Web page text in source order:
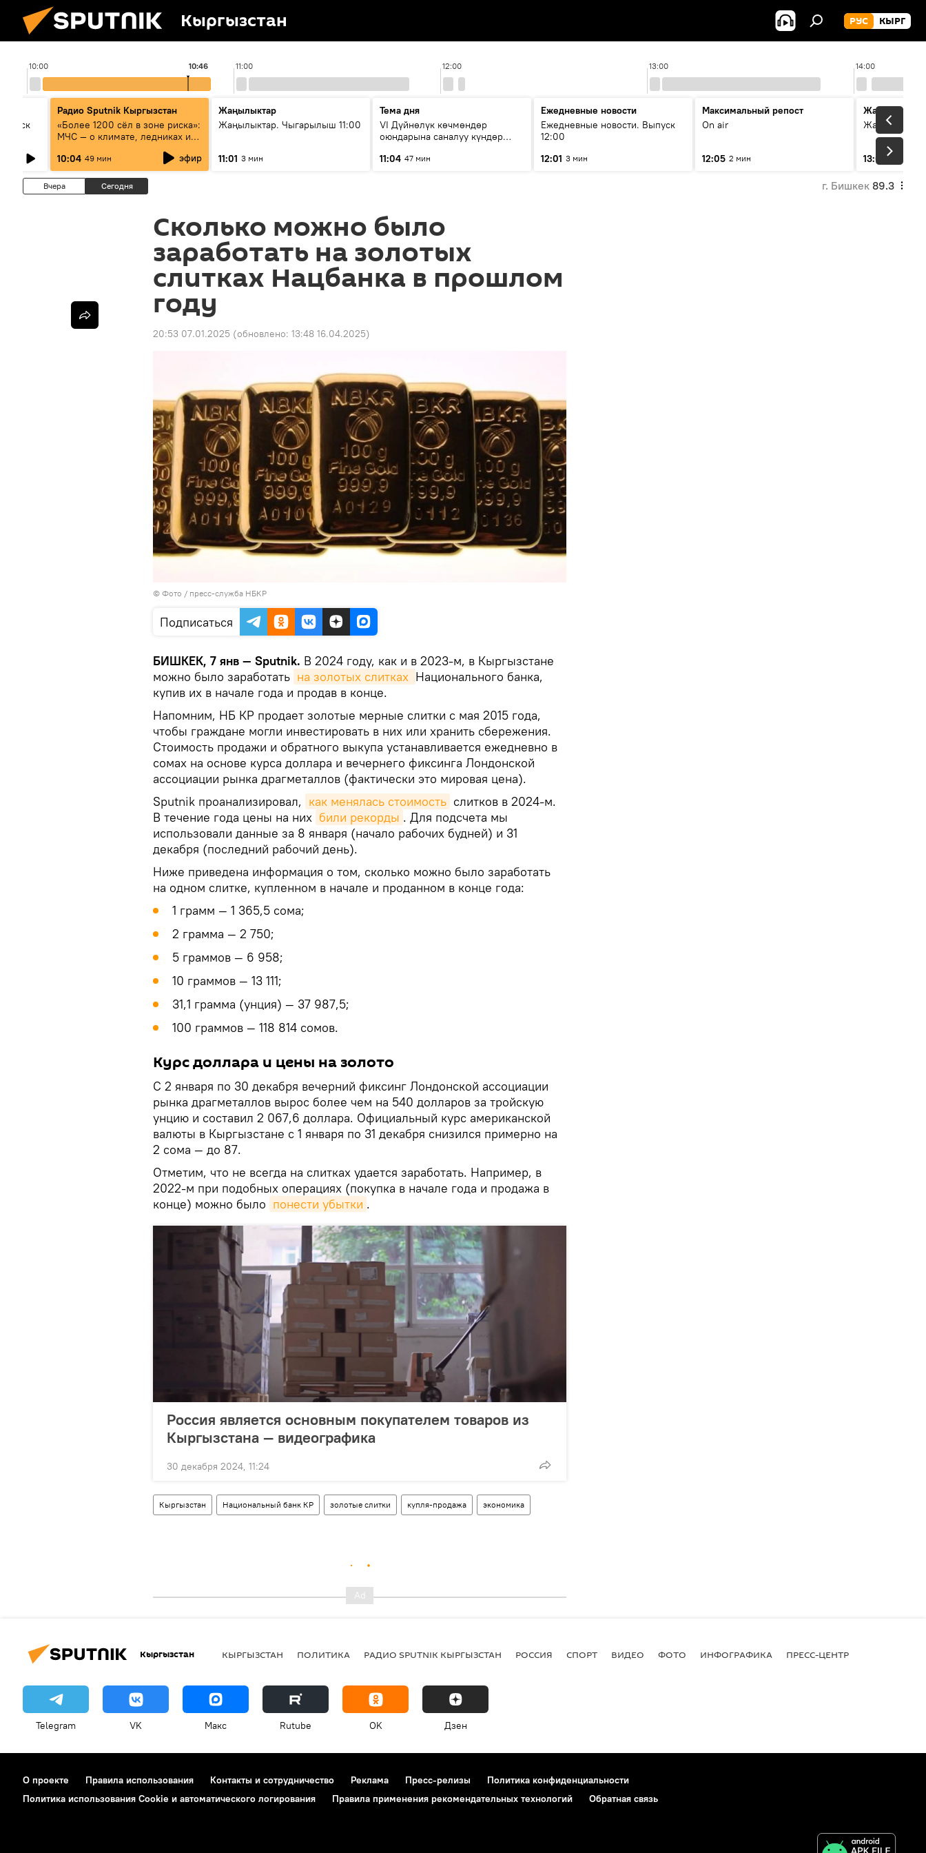
Кыргызстан РУС КЫРГ
10:00 11:00 12:00 13:00 14:00
10:46
Радио Sputnik Кыргызстан
«Более 1200 сёл в зоне риска»:
МЧС — о климате, ледниках и
населения
10:04 49 мин эфир
Жаңылыктар
Жаңылыктар. Чыгарылыш 11:00
11:01 3 мин
Тема дня
VI Дүйнөлүк көчмөндөр
оюндарына саналуу күндөр
этапка жетти?
11:04 47 мин
Ежедневные новости
Ежедневные новости. Выпуск
12:00
12:01 3 мин
Максимальный репост
On air
12:05 2 мин
Жаңылыктар
13:01 3 мин
Вчера Сегодня г. Бишкек 89.3
Сколько можно было
заработать на золотых
слитках Нацбанка в прошлом
году
20:53 07.01.2025 (обновлено: 13:48 16.04.2025)
© Фото / пресс-служба НБКР
Подписаться
БИШКЕК, 7 янв — Sputnik. В 2024 году, как и в 2023-м, в Кыргызстане
можно было заработать на золотых слитках Национального банка,
купив их в начале года и продав в конце.
Напомним, НБ КР продает золотые мерные слитки с мая 2015 года,
чтобы граждане могли инвестировать в них или хранить сбережения.
Стоимость продажи и обратного выкупа устанавливается ежедневно в
сомах на основе курса доллара и вечернего фиксинга Лондонской
ассоциации рынка драгметаллов (фактически это мировая цена).
Sputnik проанализировал, как менялась стоимость слитков в 2024-м.
В течение года цены на них били рекорды . Для подсчета мы
использовали данные за 8 января (начало рабочих будней) и 31
декабря (последний рабочий день).
Ниже приведена информация о том, сколько можно было заработать
на одном слитке, купленном в начале и проданном в конце года:
1 грамм — 1 365,5 сома;
2 грамма — 2 750;
5 граммов — 6 958;
10 граммов — 13 111;
31,1 грамма (унция) — 37 987,5;
100 граммов — 118 814 сомов.
Курс доллара и цены на золото
С 2 января по 30 декабря вечерний фиксинг Лондонской ассоциации
рынка драгметаллов вырос более чем на 540 долларов за тройскую
унцию и составил 2 067,6 доллара. Официальный курс американской
валюты в Кыргызстане с 1 января по 31 декабря снизился примерно на
2 сома — до 87.
Отметим, что не всегда на слитках удается заработать. Например, в
2022-м при подобных операциях (покупка в начале года и продажа в
конце) можно было понести убытки .
Россия является основным покупателем товаров из
Кыргызстана — видеографика
30 декабря 2024, 11:24
Кыргызстан Национальный банк КР золотые слитки купля-продажа экономика
Кыргызстан КЫРГЫЗСТАН ПОЛИТИКА РАДИО SPUTNIK КЫРГЫЗСТАН РОССИЯ СПОРТ ВИДЕО ФОТО ИНФОГРАФИКА ПРЕСС-ЦЕНТР
Telegram VK Макс Rutube OK Дзен
О проекте Правила использования Контакты и сотрудничество Реклама Пресс-релизы
Политика конфиденциальности
Политика использования Cookie и автоматического логирования
Правила применения рекомендательных технологий Обратная связь